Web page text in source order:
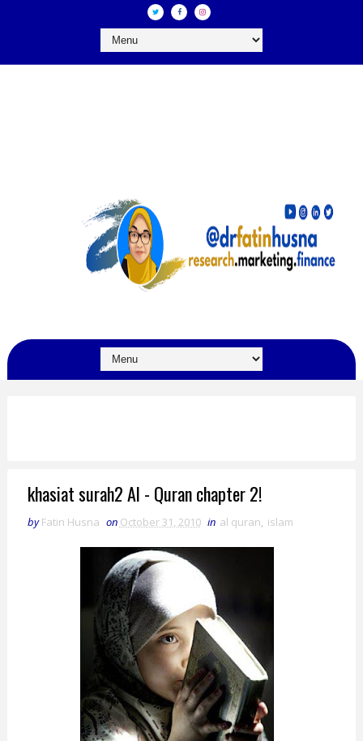
khasiat surah2 Al - Quran chapter 2!
by Fatin Husna on October 31, 2010 in al quran, islam